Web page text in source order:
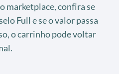
marketplace, confira se
Full e se o valor passa
o carrinho pode voltar